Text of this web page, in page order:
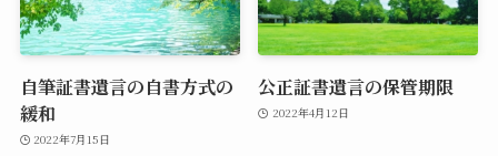
自筆証書遺言の自書方式の
緩和
2022年7月15日
公正証書遺言の保管期限
2022年4月12日